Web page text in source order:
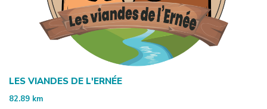
LES VIANDES DE L'ERNÉE
82.89 km